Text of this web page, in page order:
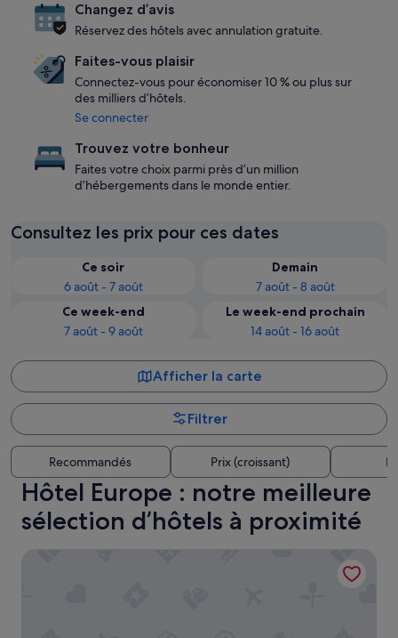
Changez d’avis
Réservez des hôtels avec annulation gratuite.
Faites-vous plaisir
Connectez-vous pour économiser 10 % ou plus sur
des milliers d’hôtels.
Se connecter
Trouvez votre bonheur
Faites votre choix parmi près d’un million
d’hébergements dans le monde entier.
Consultez les prix pour ces dates
Ce soir
6 août - 7 août
Demain
7 août - 8 août
Ce week-end
7 août - 9 août
Le week-end prochain
14 août - 16 août
Afficher la carte
Filtrer
Recommandés Prix (croissant)
Hôtel Europe : notre meilleure
sélection d’hôtels à proximité